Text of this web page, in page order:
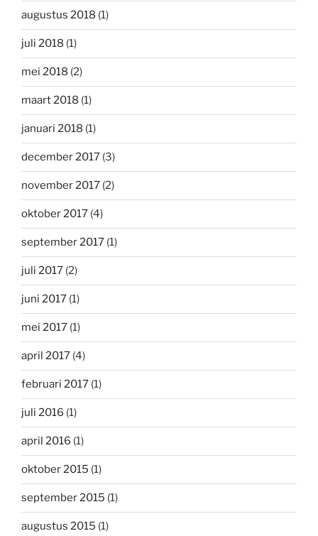
augustus 2018 (1)
juli 2018 (1)
mei 2018 (2)
maart 2018 (1)
januari 2018 (1)
december 2017 (3)
november 2017 (2)
oktober 2017 (4)
september 2017 (1)
juli 2017 (2)
juni 2017 (1)
mei 2017 (1)
april 2017 (4)
februari 2017 (1)
juli 2016 (1)
april 2016 (1)
oktober 2015 (1)
september 2015 (1)
augustus 2015 (1)